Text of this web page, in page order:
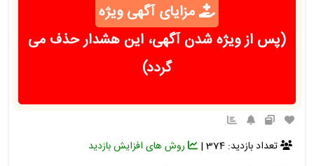
مزایای آگهی ویژه
(پس از ویژه شدن آگهی، این هشدار حذف می
گردد)
تعداد بازدید: 374 |
روش های افزایش بازدید